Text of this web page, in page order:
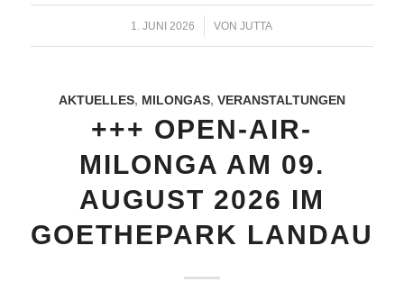
1. JUNI 2026
/ VONJUTTA
AKTUELLES, MILONGAS, VERANSTALTUNGEN
+++ OPEN-AIR-
MILONGA AM 09.
AUGUST 2026 IM
GOETHEPARK LANDAU